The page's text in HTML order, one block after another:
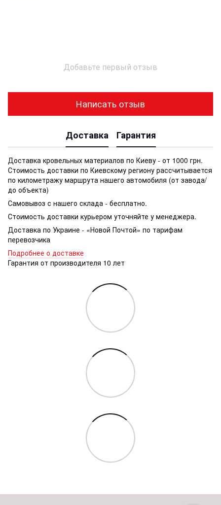
Добавьте первый отзыв
Написать отзыв
Доставка Гарантия
Доставка кровельных материалов по Киеву - от 1000 грн.
Стоимость доставки по Киевскому региону рассчитывается
по километражу маршрута нашего автомобиля (от завода/
до объекта)
Самовывоз с нашего склада - бесплатно.
Стоимость доставки курьером уточняйте у менеджера.
Доставка по Украине - «Новой Почтой» по тарифам
перевозчика
Подробнее о доставке
Гарантия от производителя 10 лет